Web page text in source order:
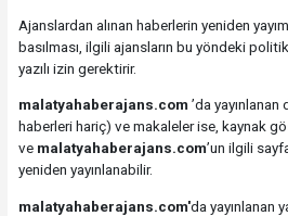
Ajanslardan alınan haberlerin yeniden
basılması, ilgili ajansların bu yöndeki
yazılı izin gerektirir.
malatyahaberajans.com ’da
haberleri hariç) ve makaleler ise, kaynak
ve malatyahaberajans.com’un ilgili
yeniden yayınlanabilir.
malatyahaberajans.com'da yayınlanan